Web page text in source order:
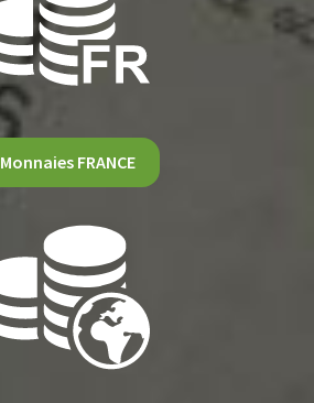
Monnaies FRANCE